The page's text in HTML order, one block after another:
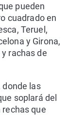
pueden
cuadrado en
Teruel,
y Girona,
rachas de
donde las
soplará del
que